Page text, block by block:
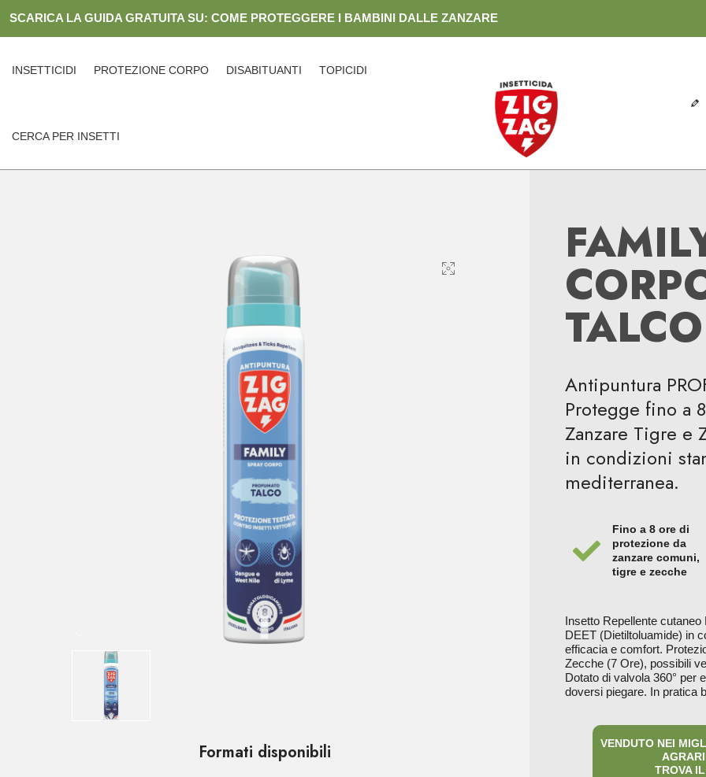
content
SCARICA LA GUIDA GRATUITA SU: COME PROTEGGERE I BAMBINI DALLE ZANZARE
INSETTICIDI PROTEZIONE CORPO DISABITUANTI TOPICIDI
CERCA PER INSETTI
Formati disponibili
TALCO
Antipuntura
Protegge fino a
Zanzare Tigre e
in condizioni
mediterranea.
Fino a 8 ore di
protezione da
zanzare comuni,
tigre e zecche
Insetto Repellente
DEET (Dietiltoluamide) in
efficacia e comfort.
Zecche (7 Ore), possibili
Dotato di valvola 360° per
doversi piegare. In pratica
VENDUTO NEI
TROVA